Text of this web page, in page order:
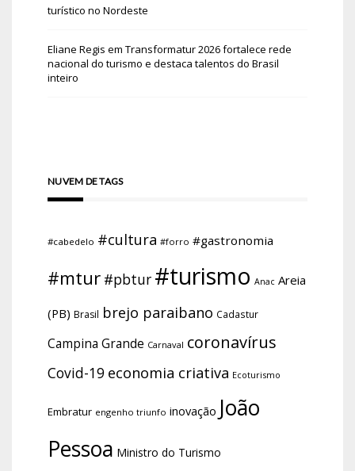
turístico no Nordeste
Eliane Regis em Transformatur 2026 fortalece rede
nacional do turismo e destaca talentos do Brasil
inteiro
NUVEM DE TAGS
#cabedelo #cultura #forro #gastronomia
#mtur #pbtur #turismo Anac Areia
(PB) Brasil brejo paraibano Cadastur
Campina Grande Carnaval coronavírus
Covid-19 economia criativa Ecoturismo
Embratur engenho triunfo inovação João
Pessoa Ministro do Turismo